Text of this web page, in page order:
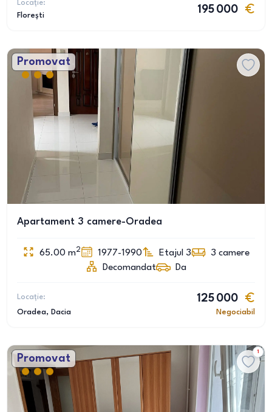
Locație:
Florești
195 000
Promovat
Apartament 3 camere-Oradea
65.00 m2 1977-1990 Etajul 3 3 camere
Decomandat
Da
Locație:
Oradea, Dacia
125 000
Negociabil
Promovat
1